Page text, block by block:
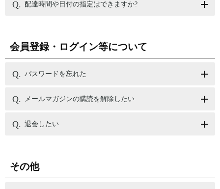
配達時間や日付の指定はできますか?
会員登録・ログイン等について
パスワードを忘れた
メールマガジンの購読を解除したい
退会したい
その他